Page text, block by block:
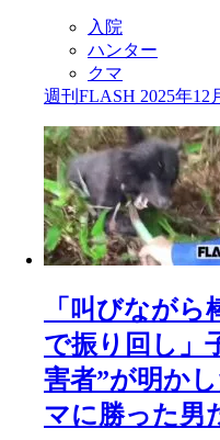
入院
ハンター
クマ
週刊FLASH 2025年12
「叫びなが
で振り回し」
害者”が明か
マに勝った男